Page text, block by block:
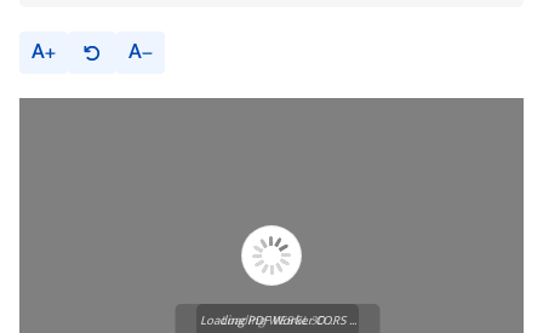
A A
Loading WEBGL 3D ...
Loading PDF Worker CORS ...